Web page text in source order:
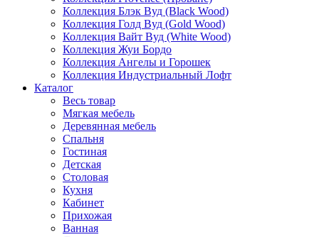
Коллекция Блэк Вуд (Black Wood)
Коллекция Голд Вуд (Gold Wood)
Коллекция Вайт Вуд (White Wood)
Коллекция Жуи Бордо
Коллекция Ангелы и Горошек
Коллекция Индустриальный Лофт
Каталог
Весь товар
Мягкая мебель
Деревянная мебель
Спальня
Гостиная
Детская
Столовая
Кухня
Кабинет
Прихожая
Ванная